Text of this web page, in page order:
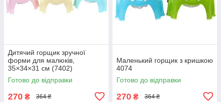
Дитячий горщик зручної
форми для малюків,
35×34×31 см (7402)
Готово до відправки
270 ₴ 364 ₴
Маленький горщик з кришкою
4074
Готово до відправки
270 ₴ 364 ₴